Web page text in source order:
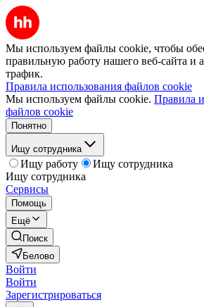
Мы используем файлы cookie, чтобы
правильную работу нашего веб-сайта и
трафик.
Правила использования файлов cookie
Мы используем файлы cookie. Правила
файлов cookie
Понятно
Ищу сотрудника
Ищу работу
Ищу сотрудника
Ищу сотрудника
Сервисы
Помощь
Ещё
Поиск
Белово
Войти
Войти
Зарегистрироваться